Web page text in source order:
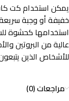
يمكن استخدام كت
خفيفة أو وجبة
استخدامها كحشوة
عالية من البروتين
للأشخاص الذين
مراجعات (0)